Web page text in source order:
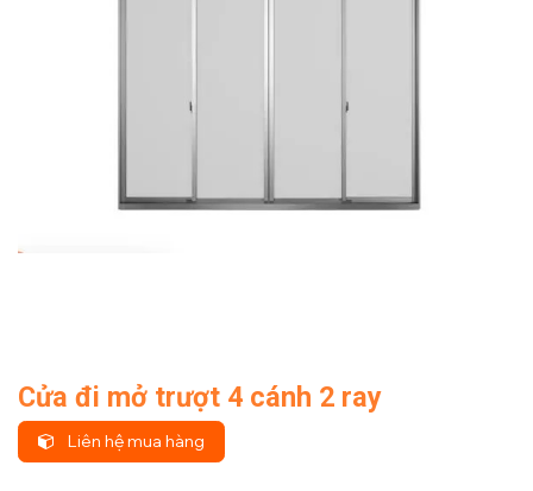
Cửa đi mở trượt 4 cánh 2 ray
Liên hệ mua hàng